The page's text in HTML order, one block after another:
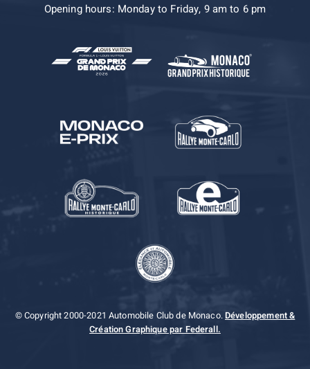
Opening hours: Monday to Friday, 9 am to 6 pm
© Copyright 2000-2021 Automobile Club de Monaco.Développement &
Création Graphique par Federall.